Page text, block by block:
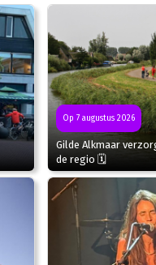
Op 7 augustus 2026
Gilde Alkmaar
de regio 🗓